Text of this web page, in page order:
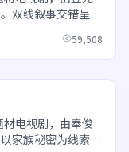
双线叙事交错呈
59,508
材电视剧，由奉俊
家族秘密为线索，